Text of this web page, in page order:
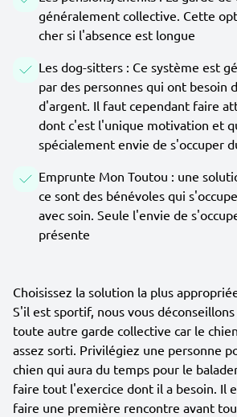
généralement collective. Cette
cher si l'absence est longue
Les dog-sitters : Ce système est
par des personnes qui ont besoin
d'argent. Il faut cependant faire
dont c'est l'unique motivation et
spécialement envie de s'occuper
Emprunte Mon Toutou : une
ce sont des bénévoles qui
avec soin. Seule l'envie de
présente
Choisissez la solution la plus
S'il est sportif, nous vous
toute autre garde collective car le
assez sorti. Privilégiez une personne
chien qui aura du temps pour le
faire tout l'exercice dont il a besoin. Il
faire une première rencontre avant